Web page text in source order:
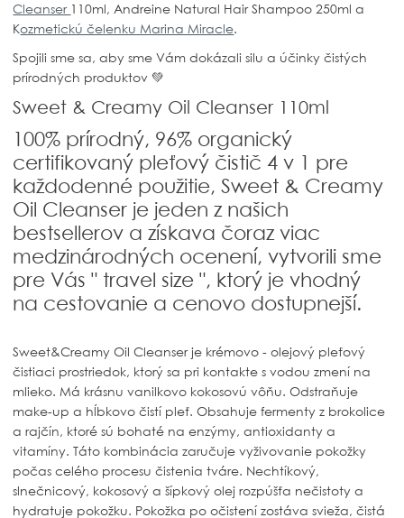
Cleanser 110ml, Andreine Natural Hair Shampoo 250ml a
Kozmetickú čelenku Marina Miracle.
Spojili sme sa, aby sme Vám dokázali silu a účinky čistých
prírodných produktov 💚
Sweet & Creamy Oil Cleanser 110ml
100% prírodný, 96% organický
certifikovaný pleťový čistič 4 v 1 pre
každodenné použitie, Sweet & Creamy
Oil Cleanser je jeden z našich
bestsellerov a získava čoraz viac
medzinárodných ocenení, vytvorili sme
pre Vás " travel size ", ktorý je vhodný
na cestovanie a cenovo dostupnejší.
Sweet&Creamy Oil Cleanser je krémovo - olejový pleťový
čistiaci prostriedok, ktorý sa pri kontakte s vodou zmení na
mlieko. Má krásnu vanilkovo kokosovú vôňu. Odstraňuje
make-up a hĺbkovo čistí pleť. Obsahuje fermenty z brokolice
a rajčín, ktoré sú bohaté na enzýmy, antioxidanty a
vitamíny. Táto kombinácia zaručuje vyživovanie pokožky
počas celého procesu čistenia tváre. Nechtíkový,
slnečnicový, kokosový a šípkový olej rozpúšťa nečistoty a
hydratuje pokožku. Pokožka po očistení zostáva svieža, čistá